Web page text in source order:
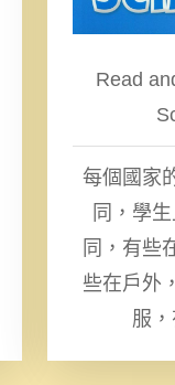
Read
每個國家
同，學
同，有些
些在戶外
服